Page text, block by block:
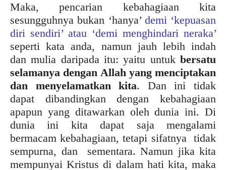
Maka, pencarian kebahagiaan kita
sesungguhnya bukan ‘hanya’ demi ‘kepuasan
diri sendiri’ atau ‘demi menghindari neraka’
seperti kata anda, namun jauh lebih indah
dan mulia daripada itu: yaitu untuk bersatu
selamanya dengan Allah yang menciptakan
dan menyelamatkan kita. Dan ini tidak
dapat dibandingkan dengan kebahagiaan
apapun yang ditawarkan oleh dunia ini. Di
dunia ini kita dapat saja mengalami
bermacam kebahagiaan, tetapi sifatnya tidak
sempurna, dan sementara. Namun jika kita
mempunyai Kristus di dalam hati kita, maka